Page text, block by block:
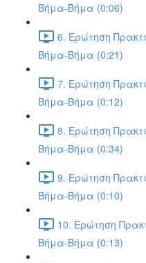
Βήμα-Βήμα (0:06)
6. Ερώτηση
Βήμα-Βήμα (0:21)
7. Ερώτηση
Βήμα-Βήμα (0:12)
8. Ερώτηση
Βήμα-Βήμα (0:34)
9. Ερώτηση
Βήμα-Βήμα (0:10)
10. Ερώτηση
Βήμα-Βήμα (0:13)